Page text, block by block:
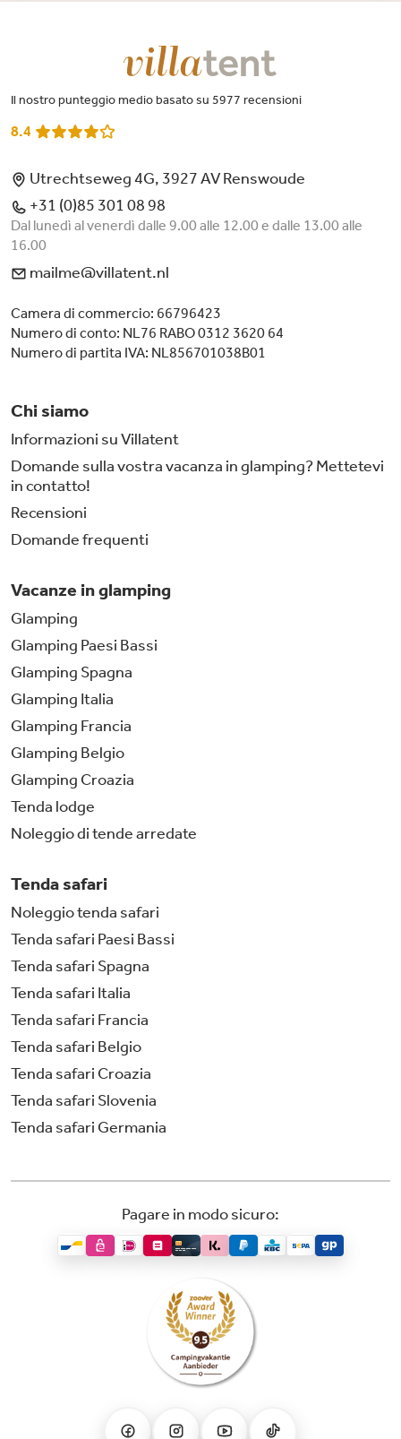
Il nostro punteggio medio basato su 5977 recensioni
8.4
Utrechtseweg 4G, 3927 AV Renswoude
+31 (0)85 301 08 98
Dal lunedì al venerdì dalle 9.00 alle 12.00 e dalle 13.00 alle
16.00
mailme@villatent.nl
Camera di commercio: 66796423
Numero di conto: NL76 RABO 0312 3620 64
Numero di partita IVA: NL856701038B01
Chi siamo
Informazioni su Villatent
Domande sulla vostra vacanza in glamping? Mettetevi
in contatto!
Recensioni
Domande frequenti
Vacanze in glamping
Glamping
Glamping Paesi Bassi
Glamping Spagna
Glamping Italia
Glamping Francia
Glamping Belgio
Glamping Croazia
Tenda lodge
Noleggio di tende arredate
Tenda safari
Noleggio tenda safari
Tenda safari Paesi Bassi
Tenda safari Spagna
Tenda safari Italia
Tenda safari Francia
Tenda safari Belgio
Tenda safari Croazia
Tenda safari Slovenia
Tenda safari Germania
Pagare in modo sicuro: